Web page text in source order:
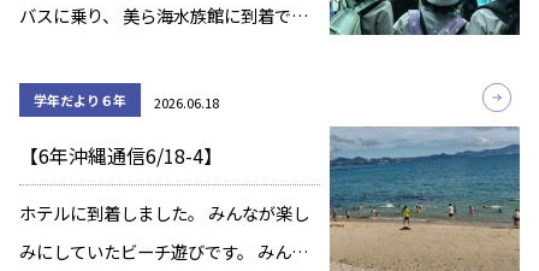
バスに乗り、 美ら海水族館に到着で
学年だより６年 2026.06.18
【6年沖縄通信6/18-4】
ホテルに到着しました。 みんなが楽し
みにしていたビーチ遊びです。 みんな